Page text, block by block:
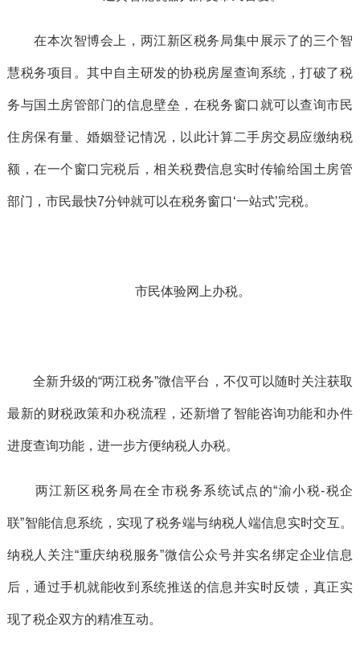
在本次智博会上，两江新区税务局集中展示了的三个智
慧税务项目。其中自主研发的协税房屋查询系统，打破了税
务与国土房管部门的信息壁垒，在税务窗口就可以查询市民
住房保有量、婚姻登记情况，以此计算二手房交易应缴纳税
额，在一个窗口完税后，相关税费信息实时传输给国土房管
部门，市民最快7分钟就可以在税务窗口‘一站式’完税。
市民体验网上办税。
全新升级的“两江税务”微信平台，不仅可以随时关注获取
最新的财税政策和办税流程，还新增了智能咨询功能和办件
进度查询功能，进一步方便纳税人办税。
两江新区税务局在全市税务系统试点的“渝小税-税企
联”智能信息系统，实现了税务端与纳税人端信息实时交互。
纳税人关注“重庆纳税服务”微信公众号并实名绑定企业信息
后，通过手机就能收到系统推送的信息并实时反馈，真正实
现了税企双方的精准互动。